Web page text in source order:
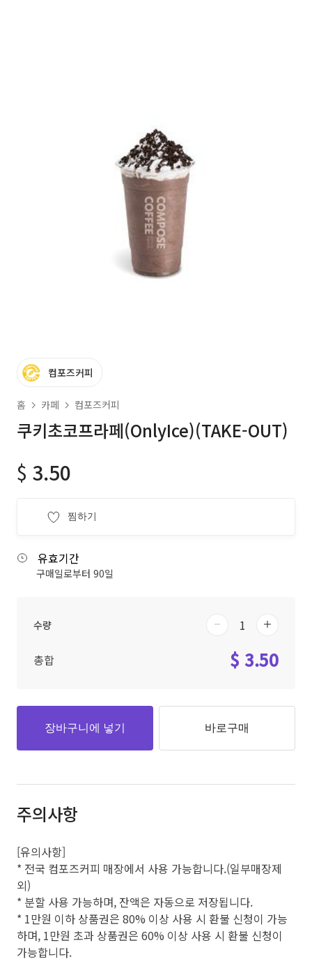
컴포즈커피
홈 카페 컴포즈커피
쿠키초코프라페(OnlyIce)(TAKE-OUT)
$ 3.50
찜하기
유효기간
구매일로부터 90일
수량
총합 $ 3.50
장바구니에 넣기 바로구매
주의사항
[유의사항]
* 전국 컴포즈커피 매장에서 사용 가능합니다.(일부매장제
외)
* 분할 사용 가능하며, 잔액은 자동으로 저장됩니다.
* 1만원 이하 상품권은 80% 이상 사용 시 환불 신청이 가능
하며, 1만원 초과 상품권은 60% 이상 사용 시 환불 신청이
가능합니다.